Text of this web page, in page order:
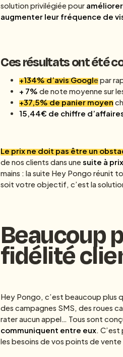
solution privilégiée pour
augmenter leur fréquence de
Ces résultats ont été
+134% d’avis Googlepar
+ 7% de note moyenne sur
+37,5% de panier moyen
15,44€ de chiffre
Le prix ne doit pas être un
de nos clients dans unesuite à
mains : la suite Hey Pongo réunit
soit votre objectif, c’est la
Beaucoup
fidélité
Hey Pongo, c’est beaucoup plus
des campagnes SMS, des roues
rater aucun appel… Tous sont
communiquent entre eux.
les besoins de vos points de